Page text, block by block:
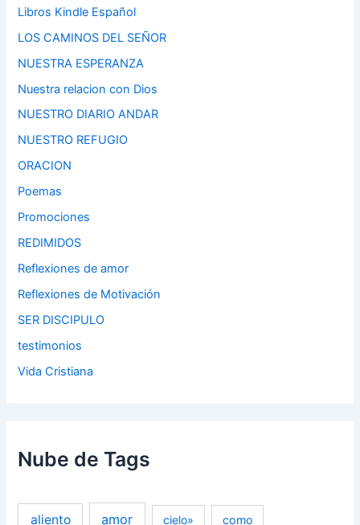
Libros Kindle Español
LOS CAMINOS DEL SEÑOR
NUESTRA ESPERANZA
Nuestra relacion con Dios
NUESTRO DIARIO ANDAR
NUESTRO REFUGIO
ORACION
Poemas
Promociones
REDIMIDOS
Reflexiones de amor
Reflexiones de Motivación
SER DISCIPULO
testimonios
Vida Cristiana
Nube de Tags
aliento amor cielo» como